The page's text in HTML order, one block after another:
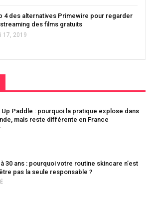
4 des alternatives Primewire pour regarder
des films gratuits
17, 2019
Up Paddle : pourquoi la pratique explose dans
mais reste différente en France
30 ans : pourquoi votre routine skincare n’est
pas la seule responsable ?